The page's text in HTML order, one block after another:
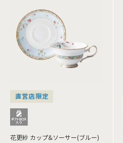
直営店限定
花更紗 カップ&ソーサー(ブルー)